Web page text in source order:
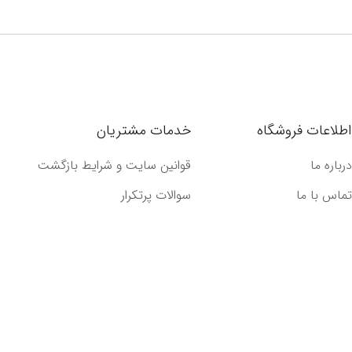
اطلاعات فروشگاه
درباره ما
تماس با ما
خدمات مشتریان
قوانین سایت و شرایط بازگشت
سوالات پرتکرار